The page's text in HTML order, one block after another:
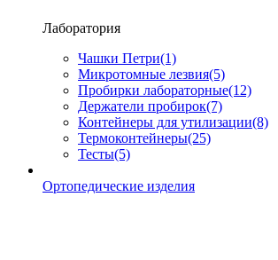
Лаборатория
Чашки Петри(1)
Микротомные лезвия(5)
Пробирки лабораторные(12)
Держатели пробирок(7)
Контейнеры для утилизации(8)
Термоконтейнеры(25)
Тесты(5)
Ортопедические изделия